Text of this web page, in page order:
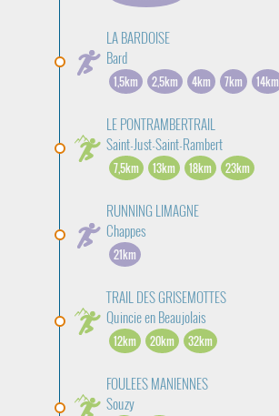
LA BARDOISE
Bard
1,5km 2,5km 4km 7km 14km
LE PONTRAMBERTRAIL
Saint-Just-Saint-Rambert
7,5km 13km 18km 23km
RUNNING LIMAGNE
Chappes
21km
TRAIL DES GRISEMOTTES
Quincie en Beaujolais
12km 20km 32km
FOULEES MANIENNES
Souzy